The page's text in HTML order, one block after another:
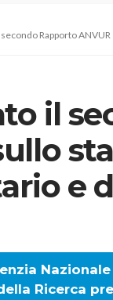
Rapporto
il
e
Ricerca